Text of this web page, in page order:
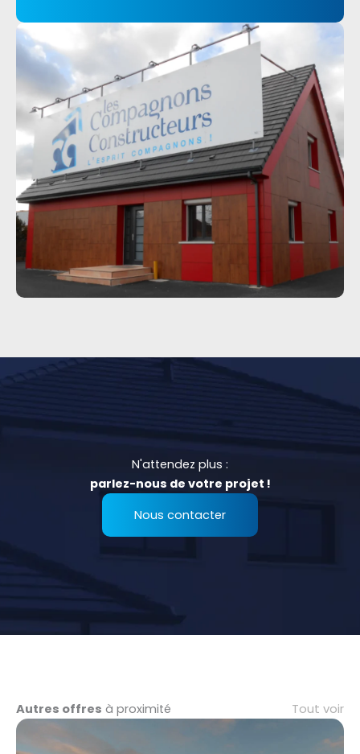
N'attendez plus :
parlez-nous de votre projet !
Nous contacter
Autres offres à proximité Tout voir